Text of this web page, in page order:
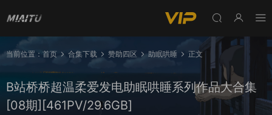
当前位置： 首页 合集下载 赞助四区 助眠哄睡 正文
B站桥桥超温柔爱发电助眠哄睡系列作品大合集
[08期][461PV/29.6GB]